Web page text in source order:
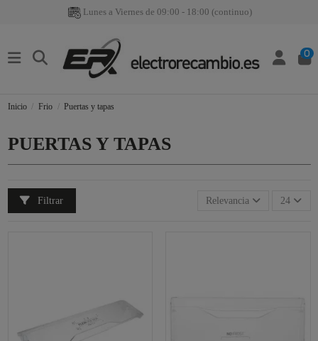
Lunes a Viernes de 09:00 - 18:00 (continuo)
0
Inicio Frio Puertas y tapas
PUERTAS Y TAPAS
Filtrar Relevancia 24